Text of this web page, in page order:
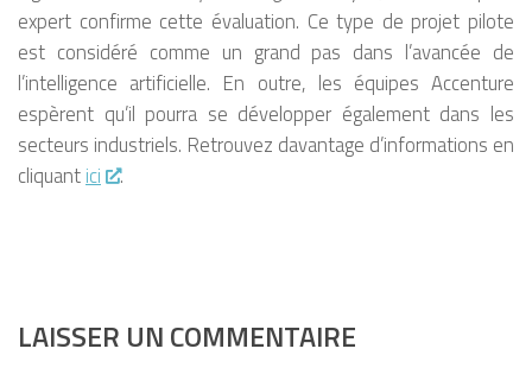
expert confirme cette évaluation. Ce type de projet pilote
est considéré comme un grand pas dans l’avancée de
l’intelligence artificielle. En outre, les équipes Accenture
espèrent qu’il pourra se développer également dans les
secteurs industriels. Retrouvez davantage d’informations en
cliquant ici .
LAISSER UN COMMENTAIRE